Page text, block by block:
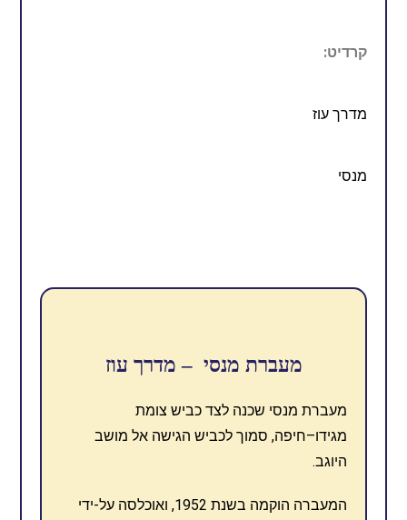
קרדיט:
מדרך עוז
מנסי
מעברת מנסי – מדרך עוז
מעברת מנסי שכנה לצד כביש צומת
מגידו–חיפה, סמוך לכביש הגישה אל מושב
היוגב.
המעברה הוקמה בשנת 1952, ואוכלסה על-ידי